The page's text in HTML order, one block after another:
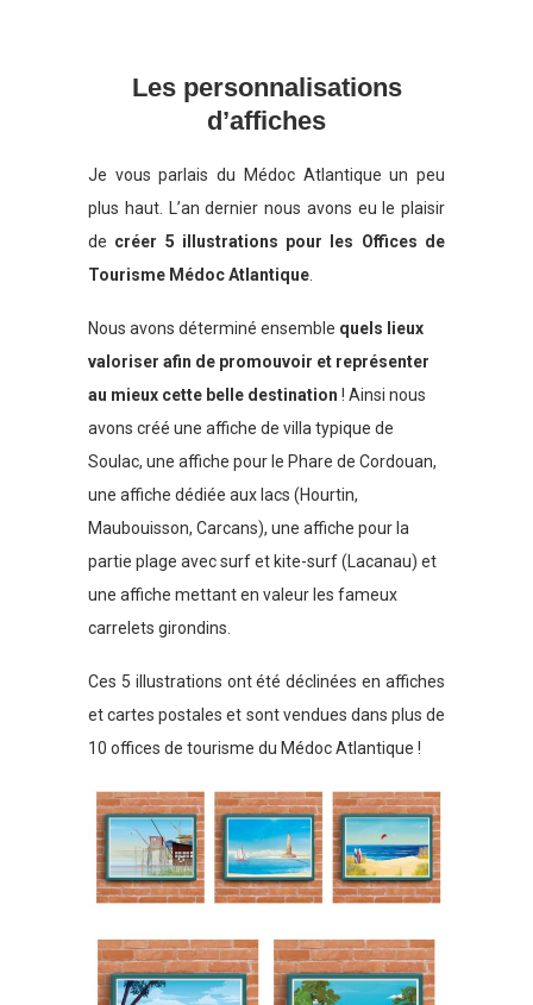
Les personnalisations
d’affiches
Je vous parlais du Médoc Atlantique un peu
plus haut. L’an dernier nous avons eu le plaisir
de créer 5 illustrations pour les Offices de
Tourisme Médoc Atlantique
Nous avons déterminé ensemble quels lieux
valoriser afin de promouvoir et représenter
au mieux cette belle destination ! Ainsi nous
avons créé une affiche de villa typique de
Soulac, une affiche pour le Phare de Cordouan,
une affiche dédiée aux lacs (Hourtin,
Maubouisson, Carcans), une affiche pour la
partie plage avec surf et kite-surf (Lacanau) et
une affiche mettant en valeur les fameux
carrelets girondins.
Ces 5 illustrations ont été déclinées en affiches
et cartes postales et sont vendues dans plus de
10 offices de tourisme du Médoc Atlantique !